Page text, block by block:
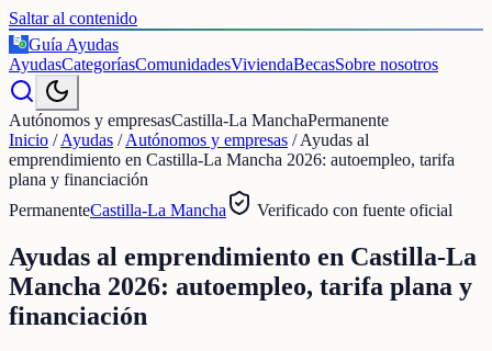
Saltar al contenido
€
Guía Ayudas
AyudasCategoríasComunidadesViviendaBecasSobre nosotros
Autónomos y empresasCastilla-La ManchaPermanente
Inicio /Ayudas /Autónomos y empresas /Ayudas al
emprendimiento en Castilla-La Mancha 2026: autoempleo, tarifa
plana y financiación
PermanenteCastilla-La Mancha Verificado con fuente oficial
Ayudas al emprendimiento en Castilla-La
Mancha 2026: autoempleo, tarifa plana y
financiación